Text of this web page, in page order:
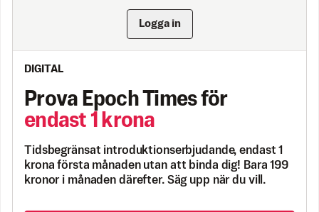
Logga in
DIGITAL
Prova Epoch Times för
endast 1 krona
Tidsbegränsat introduktionserbjudande, endast 1
krona första månaden utan att binda dig! Bara 199
kronor i månaden därefter. Säg upp när du vill.